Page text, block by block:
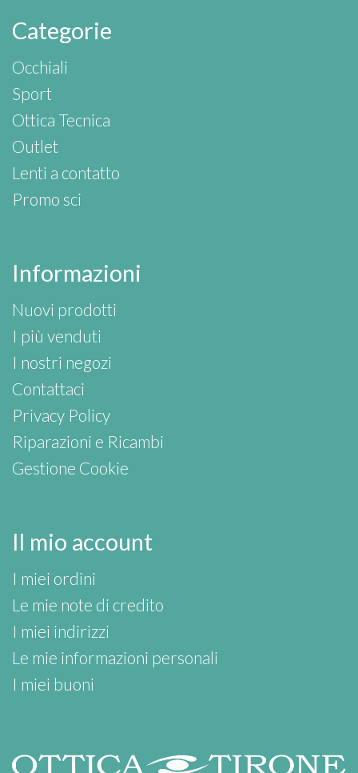
Categorie
Occhiali
Sport
Ottica Tecnica
Outlet
Lenti a contatto
Promo sci
Informazioni
Nuovi prodotti
I più venduti
I nostri negozi
Contattaci
Privacy Policy
Riparazioni e Ricambi
Gestione Cookie
Il mio account
I miei ordini
Le mie note di credito
I miei indirizzi
Le mie informazioni personali
I miei buoni